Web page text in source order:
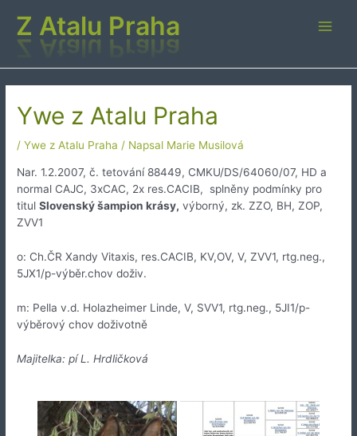
obsahZ Atalu Praha
Ywe z Atalu Praha
/Ywe z Atalu Praha / Napsal Marie Musilová
Nar. 1.2.2007, č. tetování 88449, CMKU/DS/64060/07, HD a
normal CAJC, 3xCAC, 2x res.CACIB, splněny podmínky pro
titulSlovenský šampion krásy, výborný, zk. ZZO, BH, ZOP,
ZVV1
o: Ch.ČR Xandy Vitaxis, res.CACIB, KV,OV, V, ZVV1, rtg.neg.,
5JX1/p-výběr.chov doživ.
m: Pella v.d. Holazheimer Linde, V, SVV1, rtg.neg., 5JI1/p-
výběrový chov doživotně
Majitelka: pí L. Hrdličková